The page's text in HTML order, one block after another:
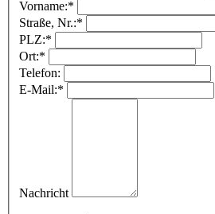
Vorname:*
Straße, Nr.:*
PLZ:*
Ort:*
Telefon:
E-Mail:*
Nachricht